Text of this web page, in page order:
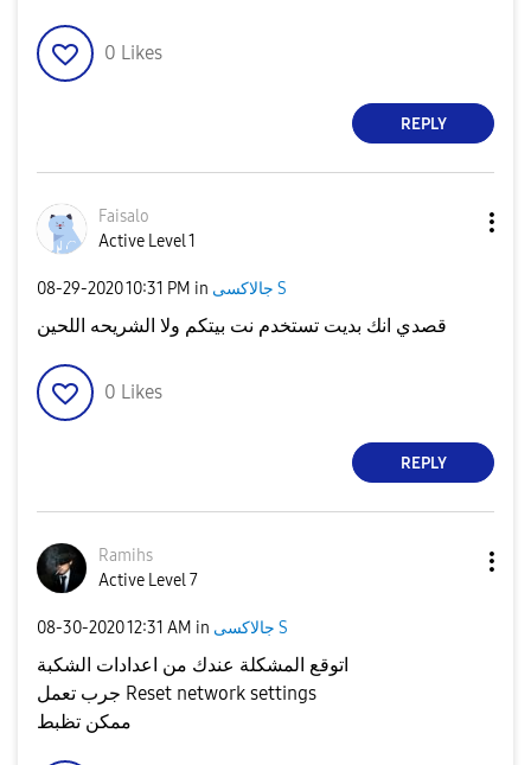
0 Likes
REPLY
Faisalo
Active Level 1
‎08-29-202010:31 PM in جالاكسى S
قصدي انك بديت تستخدم نت بيتكم ولا الشريحه اللحين
0 Likes
REPLY
Ramihs
Active Level 7
‎08-30-202012:31 AM in جالاكسى S
اتوقع المشكلة عندك من اعدادات الشكبة
جرب تعمل Reset network settings
ممكن تظبط